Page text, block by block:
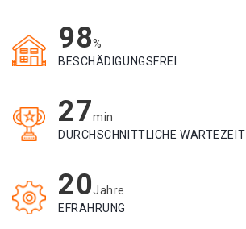
98%
BESCHÄDIGUNGSFREI
27min
DURCHSCHNITTLICHE WARTEZEIT
20Jahre
EFRAHRUNG